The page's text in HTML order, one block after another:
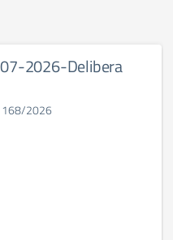
2026-Delibera
168/2026